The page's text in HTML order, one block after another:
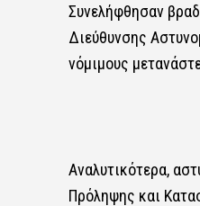
Συνελήφθησαν
Διεύθυνσης
νόμιμους
Αναλυτικότερα,
Πρόληψης και